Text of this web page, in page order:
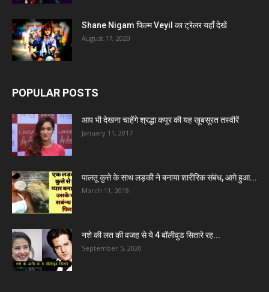
Shane Nigam फिल्म Veyil का ट्रेलर यहाँ देखें
August 17, 2020
POPULAR POSTS
आप भी देखना चाहेंगे श्रद्धा कपूर की यह खूबसूरत तस्वीरें
January 11, 2017
पालतू कुत्ते के साथ लड़की ने बनाया शारीरिक संबंध, आगे हुआ...
March 11, 2018
नशे की लत की वजह से ये 4 बॉलीवुड सितारे रह...
September 5, 2020